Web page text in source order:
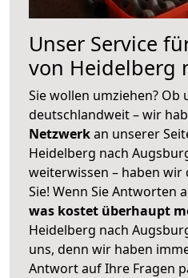
Unser Service
von Heidelberg
Sie wollen umziehen? Ob
deutschlandweit – wir
Netzwerkan unserer
Heidelberg nach
weiterwissen – haben
Sie! Wenn Sie Antworten
was kostet überhaupt
Heidelberg nach
uns, denn wir haben
Antwort auf Ihre Fragen